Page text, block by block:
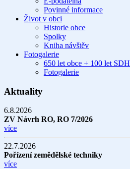
Povinné informace
Život v obci
Historie obce
Spolky
Kniha návštěv
Fotogalerie
650 let obce + 100 let SDH
Fotogalerie
Aktuality
6.8.2026
ZV Návrh RO, RO 7/2026
více
22.7.2026
Pořízení zemědělské techniky
více